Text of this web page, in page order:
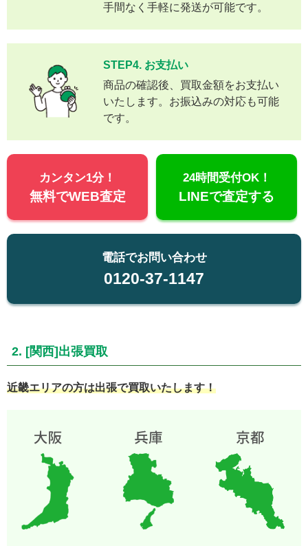
手間なく手軽に発送が可能です。
STEP4. お支払い
商品の確認後、買取金額をお支払い
いたします。お振込みの対応も可能
です。
カンタン1分！
無料でWEB査定
24時間受付OK！
LINEで査定する
電話でお問い合わせ
0120-37-1147
2. [関西]出張買取
近畿エリアの方は出張で買取いたします！